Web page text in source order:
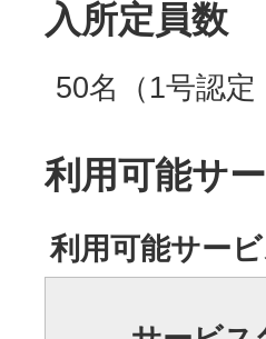
入所定員数
50名（1号認
利用可能サ
利用可能サー